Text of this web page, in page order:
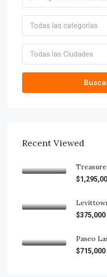
Todas las categorías
Todas las Ciudades
Recent Viewed
$375,000
Paseo
$715,000